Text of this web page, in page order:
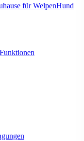
für WelpenHund
Funktionen